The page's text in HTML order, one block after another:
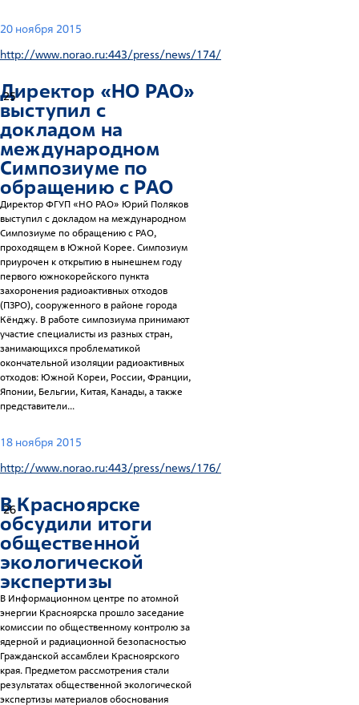
20 ноября 2015
http://www.norao.ru:443/press/news/174/
25
Директор «НО РАО»
выступил с
докладом на
международном
Симпозиуме по
обращению с РАО
Директор ФГУП «НО РАО» Юрий Поляков
выступил с докладом на международном
Симпозиуме по обращению с РАО,
проходящем в Южной Корее. Симпозиум
приурочен к открытию в нынешнем году
первого южнокорейского пункта
захоронения радиоактивных отходов
(ПЗРО), сооруженного в районе города
Кёнджу. В работе симпозиума принимают
участие специалисты из разных стран,
занимающихся проблематикой
окончательной изоляции радиоактивных
отходов: Южной Кореи, России, Франции,
Японии, Бельгии, Китая, Канады, а также
представители...
18 ноября 2015
http://www.norao.ru:443/press/news/176/
26
В Красноярске
обсудили итоги
общественной
экологической
экспертизы
В Информационном центре по атомной
энергии Красноярска прошло заседание
комиссии по общественному контролю за
ядерной и радиационной безопасностью
Гражданской ассамблеи Красноярского
края. Предметом рассмотрения стали
результатах общественной экологической
экспертизы материалов обоснования